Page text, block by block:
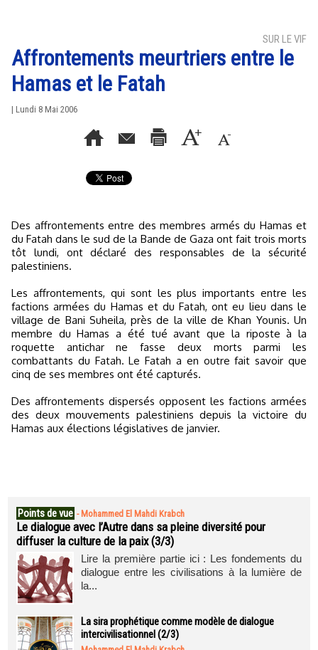
SUR LE VIF
Affrontements meurtriers entre le
Hamas et le Fatah
| Lundi 8 Mai 2006
Des affrontements entre des membres armés du Hamas et
du Fatah dans le sud de la Bande de Gaza ont fait trois morts
tôt lundi, ont déclaré des responsables de la sécurité
palestiniens.
Les affrontements, qui sont les plus importants entre les
factions armées du Hamas et du Fatah, ont eu lieu dans le
village de Bani Suheila, près de la ville de Khan Younis. Un
membre du Hamas a été tué avant que la riposte à la
roquette antichar ne fasse deux morts parmi les
combattants du Fatah. Le Fatah a en outre fait savoir que
cinq de ses membres ont été capturés.
Des affrontements dispersés opposent les factions armées
des deux mouvements palestiniens depuis la victoire du
Hamas aux élections législatives de janvier.
Points de vue - Mohammed El Mahdi Krabch
Le dialogue avec l’Autre dans sa pleine diversité pour
diffuser la culture de la paix (3/3)
Lire la première partie ici : Les fondements du
dialogue entre les civilisations à la lumière de
la...
La sira prophétique comme modèle de dialogue
intercivilisationnel (2/3)